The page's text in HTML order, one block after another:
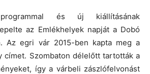
és új kiállításának
az Emlékhelyek napját a Dobó
Az egri vár 2015-ben kapta meg a
címet. Szombaton délelőtt tartották a
így a várbeli zászlófelvonást